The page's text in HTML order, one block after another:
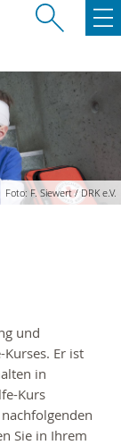
Foto: F. Siewert / DRK e.V.
und
Er ist
in
Kurs
Sie in Ihrem